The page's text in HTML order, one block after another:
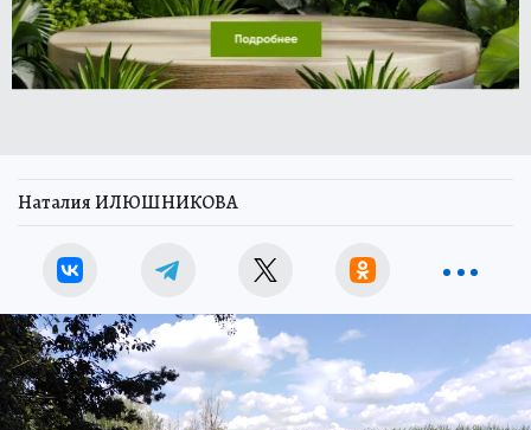
Наталия ИЛЮШНИКОВА